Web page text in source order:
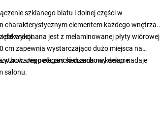
szklanego blatu i dolnej części w
charakterystycznym elementem każdego wnętrza.
dekoracji.
wykonana jest z melaminowanej płyty wiórowej
cm zapewnia wystarczająco dużo miejsca na
podczas siedzenia na kanapie.
Jego elegancki orzechowy dekor nadaje
salonu.